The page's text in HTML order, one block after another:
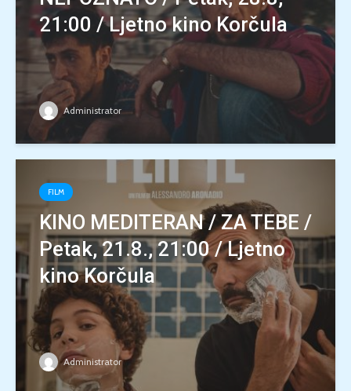
21:00 / Ljetno kino Korčula
Administrator
FILM
KINO MEDITERAN / ZA TEBE /
Petak, 21.8., 21:00 / Ljetno
kino Korčula
Administrator